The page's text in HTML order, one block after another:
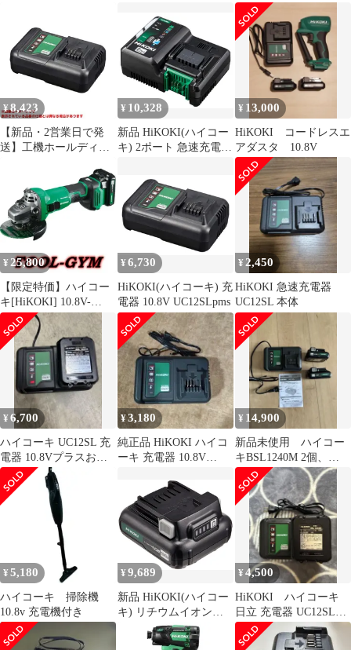
充電器UC12SL
¥8,423
【新品・2営業日で発
送】工機ホールディン
キ) 旧日立工機 充電器
10.8V UC12SL
¥ 10,328
新品 HiKOKI(ハイコー
キ) 2ポート 急速充電器
ボルト蓄電池対応
UC18YDML
¥ 13,000
HiKOKI コードレスエ
アダスタ 10.8V
¥ 25,800
【限定特価】ハイコー
キ[HiKOKI] 10.8V-
4.0Ah 100ｍｍコードレ
スディスクグラインダ
G1210DA（2LSK）
¥6,730
HiKOKI(ハイコーキ) 充
電器 10.8V UC12SLpms
¥2,450
HiKOKI 急速充電器
UC12SL 本体
¥6,700
ハイコーキ UC12SL 充
電器 10.8Vプラスおま
け
¥3,180
純正品 HiKOKI ハイコ
ーキ 充電器 10.8V
¥ 14,900
新品未使用 ハイコー
キBSL1240M 2個、
UC12SL セット
¥ 5,180
ハイコーキ 掃除機
10.8v 充電機付き
¥9,689
新品 HiKOKI(ハイコー
キ) リチウムイオン電
池 10.8V BSL1240M
¥4,500
HiKOKI ハイコーキ
日立 充電器 UC12SLと
バッテリー